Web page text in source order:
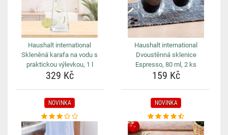
Haushalt international
Skleněná karafa na vodu s
praktickou výlevkou, 1 l
329 Kč
Haushalt international
Dvoustěnná sklenice
Espresso, 80 ml, 2 ks
159 Kč
NOVINKA NOVINKA